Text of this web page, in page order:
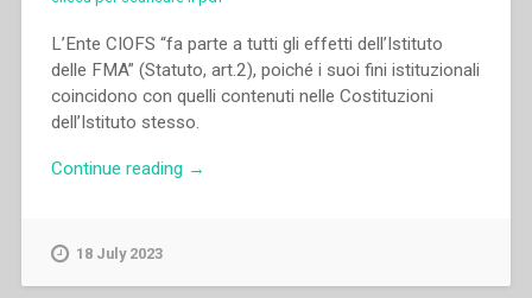
L’Ente CIOFS “fa parte a tutti gli effetti dell’Istituto
delle FMA” (Statuto, art.2), poiché i suoi fini istituzionali
coincidono con quelli contenuti nelle Costituzioni
dell’Istituto stesso.
Continue reading “Barbara
→
18 July 2023